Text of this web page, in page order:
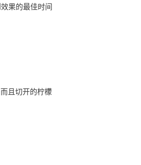
果的最佳时间
且切开的柠檬